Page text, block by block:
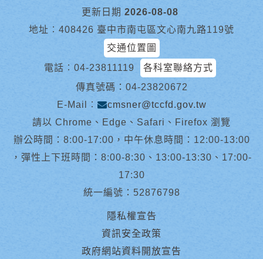
更新日期 2026-08-08
地址︰408426 臺中市南屯區文心南九路119號
交通位置圖
電話︰ 04-23811119
各科室聯絡方式
傳真號碼：04-23820672
E-Mail︰
cmsner@tccfd.gov.tw
請以 Chrome、Edge、Safari、Firefox 瀏覽
辦公時間：8:00-17:00，中午休息時間：12:00-13:00
，彈性上下班時間：8:00-8:30、13:00-13:30、17:00-
17:30
統一編號：52876798
隱私權宣告
資訊安全政策
政府網站資料開放宣告